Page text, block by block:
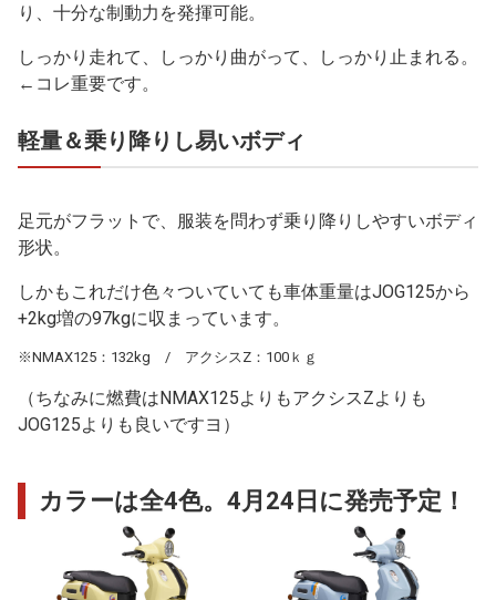
り、十分な制動力を発揮可能。
しっかり走れて、しっかり曲がって、しっかり止まれる。
←コレ重要です。
軽量＆乗り降りし易いボディ
足元がフラットで、服装を問わず乗り降りしやすいボディ
形状。
しかもこれだけ色々ついていても車体重量はJOG125から
+2kg増の97kgに収まっています。
※NMAX125：132kg / アクシスZ：100ｋｇ
（ちなみに燃費はNMAX125よりもアクシスZよりも
JOG125よりも良いですヨ）
カラーは全4色。4月24日に発売予定！